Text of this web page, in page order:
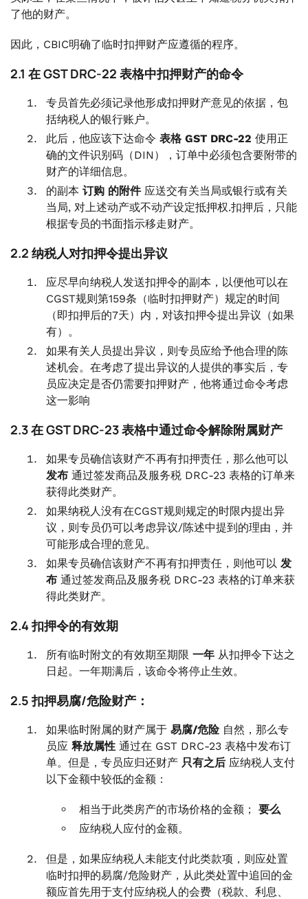
了他的财产。
因此，CBIC明确了临时扣押财产应遵循的程序。
2.1 在 GST DRC-22 表格中扣押财产的命令
专员首先必须记录他形成扣押财产意见的依据，包
括纳税人的银行账户。
此后，他应该下达命令 表格 GST DRC-22 使用正
确的文件识别码（DIN），订单中必须包含要附带的
财产的详细信息。
的副本 订购 的附件应送交有关当局或银行或有关
当局, 对上述动产或不动产设定抵押权.扣押后，只能
根据专员的书面指示移走财产。
2.2 纳税人对扣押令提出异议
应尽早向纳税人发送扣押令的副本，以便他可以在
CGST规则第159条（临时扣押财产）规定的时间
（即扣押后的7天）内，对该扣押令提出异议（如果
有）。
如果有关人员提出异议，则专员应给予他合理的陈
述机会。在考虑了提出异议的人提供的事实后，专
员应决定是否仍需要扣押财产，他将通过命令考虑
这一影响
2.3 在 GST DRC-23 表格中通过命令解除附属财产
如果专员确信该财产不再有扣押责任，那么他可以
发布 通过签发商品及服务税 DRC-23 表格的订单来
获得此类财产。
如果纳税人没有在CGST规则规定的时限内提出异
议，则专员仍可以考虑异议/陈述中提到的理由，并
可能形成合理的意见。
如果专员确信该财产不再有扣押责任，则他可以 发
布 通过签发商品及服务税 DRC-23 表格的订单来获
得此类财产。
2.4 扣押令的有效期
所有临时附文的有效期至期限 一年 从扣押令下达之
日起。一年期满后，该命令将停止生效。
2.5 扣押易腐/危险财产：
如果临时附属的财产属于 易腐/危险自然，那么专
员应 释放属性 通过在 GST DRC-23 表格中发布订
单。但是，专员应归还财产 只有之后 应纳税人支付
以下金额中较低的金额：
相当于此类房产的市场价格的金额； 要么
应纳税人应付的金额。
但是，如果应纳税人未能支付此类款项，则应处置
临时扣押的易腐/危险财产，从此类处置中追回的金
额应首先用于支付应纳税人的会费（税款、利息、